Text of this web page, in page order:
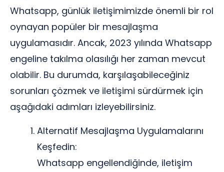
Whatsapp, günlük iletişimimizde önemli bir rol
oynayan popüler bir mesajlaşma
uygulamasıdır. Ancak, 2023 yılında Whatsapp
engeline takılma olasılığı her zaman mevcut
olabilir. Bu durumda, karşılaşabileceğiniz
sorunları çözmek ve iletişimi sürdürmek için
aşağıdaki adımları izleyebilirsiniz.
Alternatif Mesajlaşma Uygulamalarını
Keşfedin:
Whatsapp engellendiğinde, iletişim